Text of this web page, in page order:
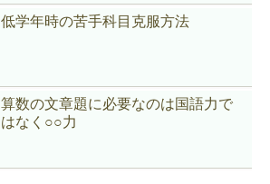
低学年時の苦手科目克服方法
算数の文章題に必要なのは国語力で
はなく○○力